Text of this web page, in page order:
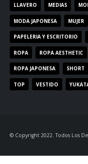
LLAVERO MEDIAS
MODA JAPONESA MUJER
PAPELERIA Y ESCRITORIO
ROPA ROPA AESTHETIC
ROPA JAPONESA SHORT
TOP VESTIDO
© Copyright 2022. Todos Los